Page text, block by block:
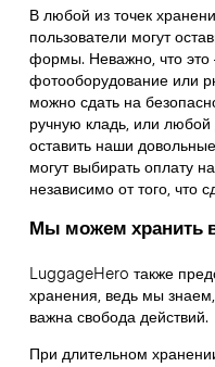
В любой из точек
пользователи могут
формы. Неважно, что это
фотооборудование или
можно сдать на
ручную кладь, или любой
оставить наши
могут выбирать оплату
независимо от того, что
Мы можем хранить
LuggageHero также
хранения, ведь мы
важна свобода действий.
При длительном